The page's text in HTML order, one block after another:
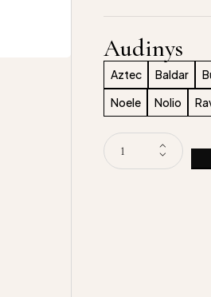
Audinys
Aztec Baldar
Noele
Nolio